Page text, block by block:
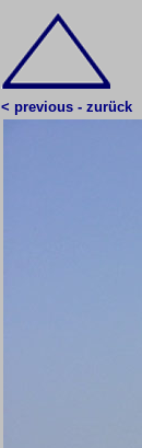
< previous - zurück